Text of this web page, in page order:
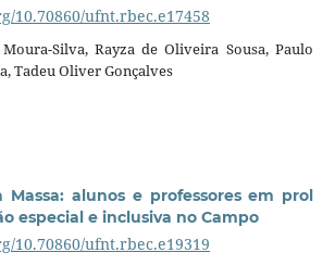
10.70860/ufnt.rbec.e17458
Silva, Rayza de Oliveira Sousa, Paulo
Tadeu Oliver Gonçalves
Massa: alunos e professores em prol
especial e inclusiva no Campo
10.70860/ufnt.rbec.e19319